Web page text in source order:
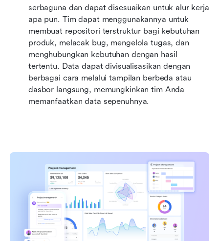
serbaguna dan dapat disesuaikan untuk alur kerja
apa pun. Tim dapat menggunakannya untuk
membuat repositori terstruktur bagi kebutuhan
produk, melacak bug, mengelola tugas, dan
menghubungkan kebutuhan dengan hasil
tertentu. Data dapat divisualisasikan dengan
berbagai cara melalui tampilan berbeda atau
dasbor langsung, memungkinkan tim Anda
memanfaatkan data sepenuhnya.